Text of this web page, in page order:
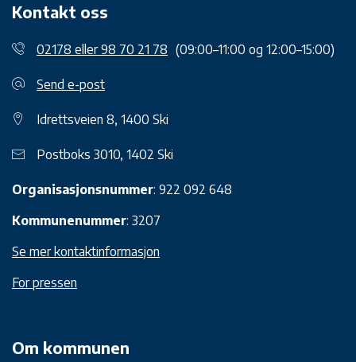
Kontakt oss
02178 eller 98 70 21 78 (09:00–11:00 og 12:00–15:00)
Send e-post
Idrettsveien 8, 1400 Ski
Postboks 3010, 1402 Ski
Organisasjonsnummer: 922 092 648
Kommunenummer: 3207
Se mer kontaktinformasjon
For pressen
Om kommunen